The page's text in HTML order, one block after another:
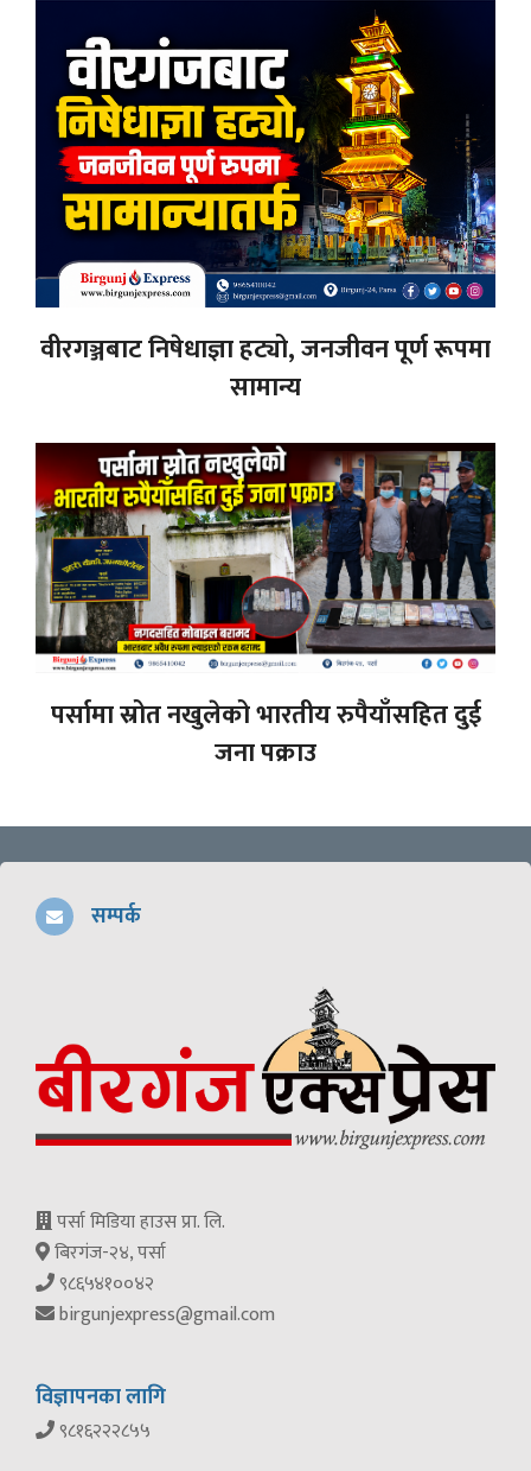
वीरगञ्जबाट निषेधाज्ञा हट्यो, जनजीवन पूर्ण रूपमा
सामान्य
पर्सामा स्रोत नखुलेको भारतीय रुपैयाँसहित दुई
जना पक्राउ
सम्पर्क
पर्सा मिडिया हाउस प्रा. लि.
बिरगंज-२४, पर्सा
९८६५४१००४२
birgunjexpress@gmail.com
विज्ञापनका लागि
९८१६२२२८५५